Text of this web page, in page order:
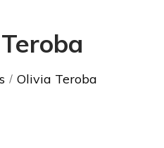
Olivia Teroba